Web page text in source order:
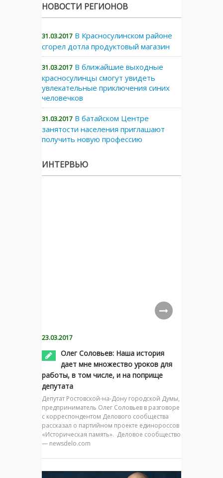
НОВОСТИ РЕГИОНОВ
31.03.2017 В Красносулинском районе
сгорел дотла продуктовый магазин
31.03.2017 В ближайшие выходные
красносулинцы смогут увидеть
увлекательные приключения синих
человечков
31.03.2017 В батайском Центре
занятости населения приглашают
получить новую профессию
ИНТЕРВЬЮ
23.03.2017
Олег Соловьев: Наша история
дает мне множество уроков для
работы, в том числе, и на поприще
депутата
Депутат Ростовской-на-Дону городской Думы,
предприниматель Олег Соловьев в разговоре
с корреспондентом Делового сообщества
рассказал о партийном проекте единороссов
«Историческая память». Деловое сообщество
— newsdelo.com